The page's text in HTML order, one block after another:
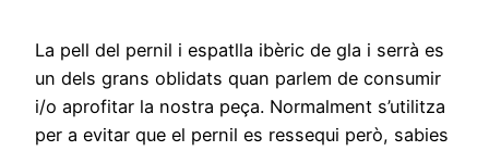
La pell del pernil i espatlla ibèric de gla i serrà es
un dels grans oblidats quan parlem de consumir
i/o aprofitar la nostra peça. Normalment s’utilitza
per a evitar que el pernil es ressequi però, sabies